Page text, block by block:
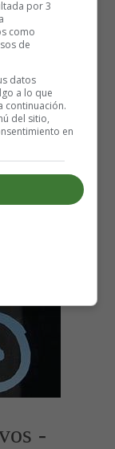
Colores -
alas -
-
por 3
como
de
datos
a lo que
continuación.
del sitio,
en